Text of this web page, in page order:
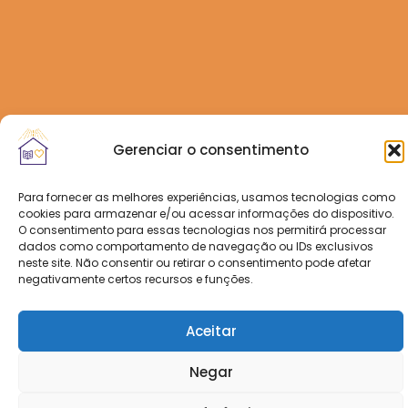
Gerenciar o consentimento
Para fornecer as melhores experiências, usamos tecnologias como
cookies para armazenar e/ou acessar informações do dispositivo.
O consentimento para essas tecnologias nos permitirá processar
dados como comportamento de navegação ou IDs exclusivos
neste site. Não consentir ou retirar o consentimento pode afetar
negativamente certos recursos e funções.
Aceitar
Negar